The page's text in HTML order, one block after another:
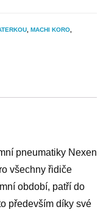
, MACHI KORO,
pneumatiky Nexen
všechny řidiče
období, patří do
především díky své